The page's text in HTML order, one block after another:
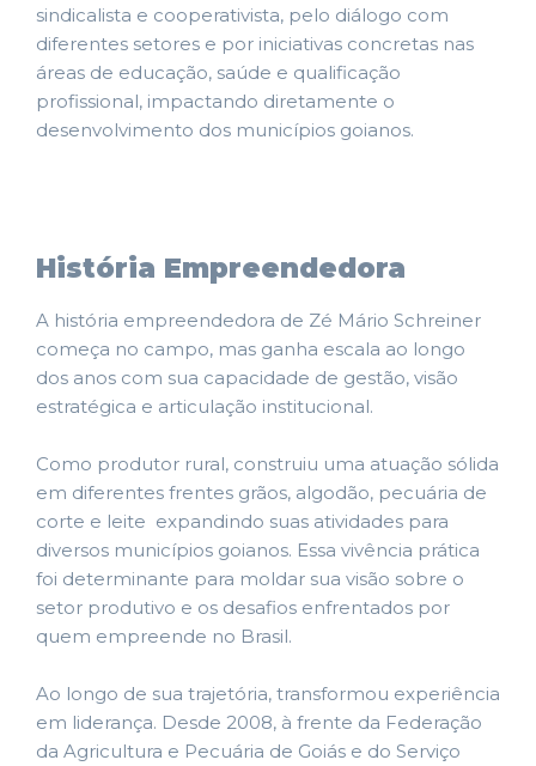
sindicalista e cooperativista, pelo diálogo com
diferentes setores e por iniciativas concretas nas
áreas de educação, saúde e qualificação
profissional, impactando diretamente o
desenvolvimento dos municípios goianos.
História Empreendedora
A história empreendedora de Zé Mário Schreiner
começa no campo, mas ganha escala ao longo
dos anos com sua capacidade de gestão, visão
estratégica e articulação institucional.
Como produtor rural, construiu uma atuação sólida
em diferentes frentes grãos, algodão, pecuária de
corte e leite expandindo suas atividades para
diversos municípios goianos. Essa vivência prática
foi determinante para moldar sua visão sobre o
setor produtivo e os desafios enfrentados por
quem empreende no Brasil.
Ao longo de sua trajetória, transformou experiência
em liderança. Desde 2008, à frente da Federação
da Agricultura e Pecuária de Goiás e do Serviço